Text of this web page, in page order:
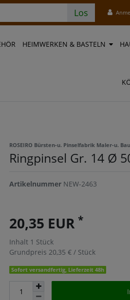
Los
HEIMWERKEN & BASTELN
ROSEIRO Bürsten-u. Pinselfabrik Maler-u.
Ringpinsel Gr. 14 Ø
Artikelnummer NEW-2463
20,35 EUR *
Inhalt 1 Stück
Grundpreis 20,35 € / Stück
Sofort versandfertig, Lieferzeit 48h